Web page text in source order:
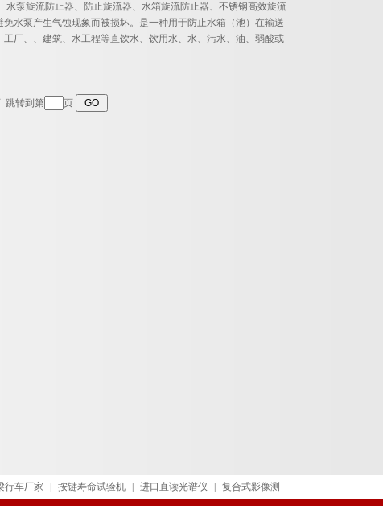
泵旋流防止器、防止旋流器、水箱旋流防止器、不锈钢高效旋流
水泵产生气蚀现象而被损坏。是一种用于防止水箱（池）在输送
厂、、建筑、水工程等直饮水、饮用水、水、污水、油、弱酸或
跳转到第 页
行车厂家 按键寿命试验机 进口直读光谱仪 复合式影像测